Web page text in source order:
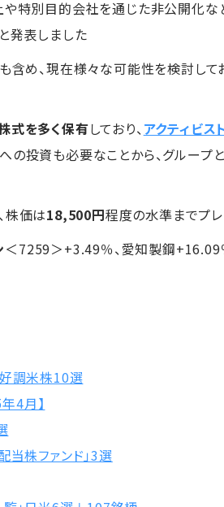
特別目的会社を通じた非公開化
発表しました
め、現在様々な可能性を検討して
式を多く保有しており、アクティビス
投資も必要なことから、グループ
株価は18,500円程度の水準までプ
＜7259＞+3.49％、愛知製鋼+16.09
調米株10選
4月】
株ファンド」3選